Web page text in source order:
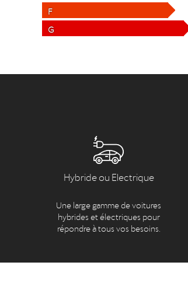
F
G
Hybride ou Electrique
Une large gamme de voitures
hybrides et électriques pour
répondre à tous vos besoins.